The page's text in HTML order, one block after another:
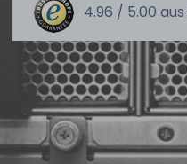
4.96 / 5.00 aus